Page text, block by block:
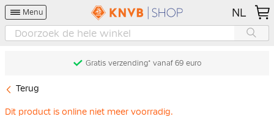
Menu NL
Gratis verzending* vanaf 69 euro
Terug
Dit product is online niet meer voorradig.